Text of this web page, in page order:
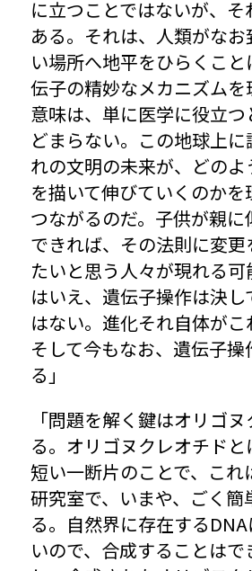
に立つことではないが、
ある。それは、人類がな
い場所へ地平をひらくこ
伝子の精妙なメカニズム
意味は、単に医学に役立つ
どまらない。この地球上
れの文明の未来が、どの
を描いて伸びていくのか
つながるのだ。子供が親
できれば、その法則に変
たいと思う人々が現れる
はいえ、遺伝子操作は決
はない。進化それ自体がこ
そして今もなお、遺伝子
る」
「問題を解く鍵はオリゴ
る。オリゴヌクレオチドと
短い一断片のことで、これ
研究室で、いまや、ごく簡
る。自然界に存在する
いので、合成することは